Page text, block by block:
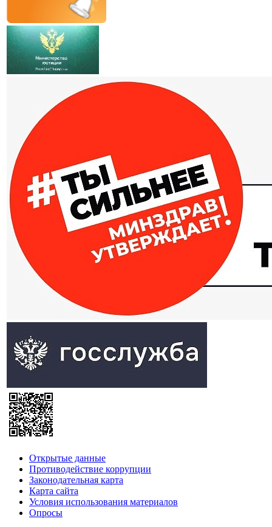
Открытые данные
Противодействие коррупции
Законодательная карта
Карта сайта
Условия использования материалов
Опросы